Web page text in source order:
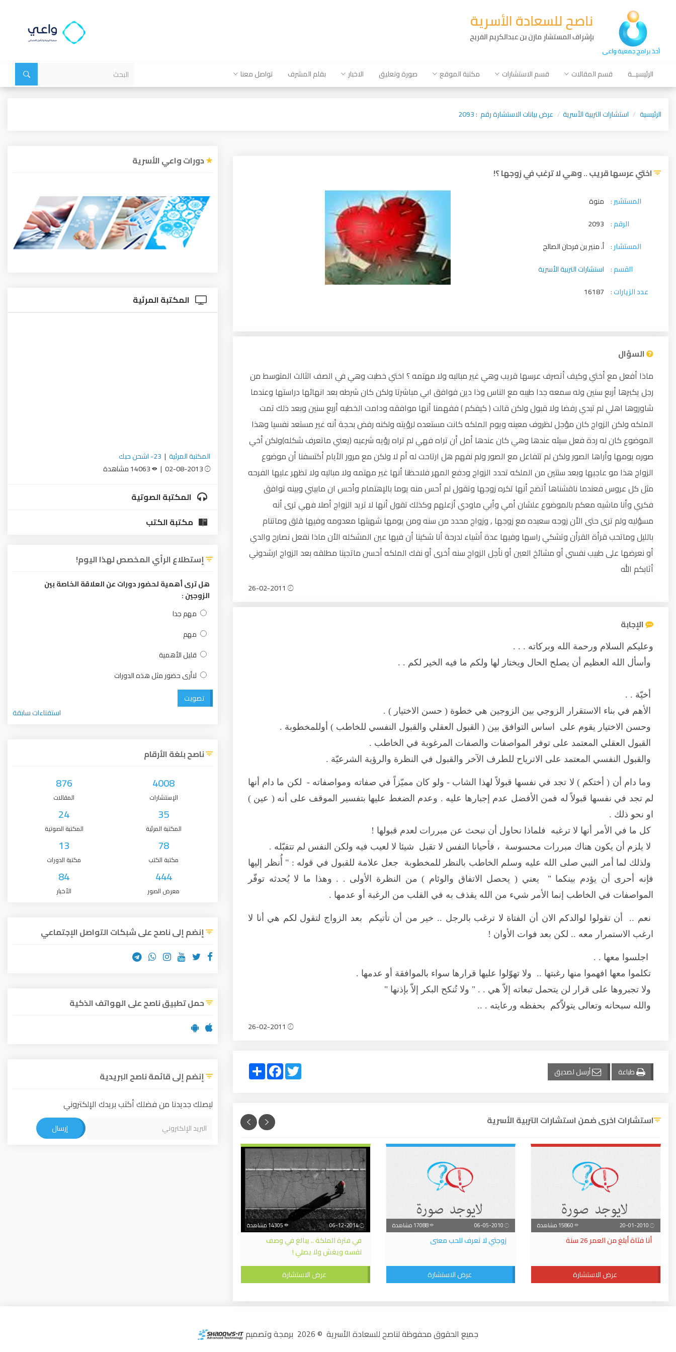
الرئيسيــة قسم المقالات قسم الاستشارات مكتبة الموقع صورة وتعليق الاخبار بقلم المشرف تواصل معنا
الرئيسية استشارات التربية الأسرية عرض بيانات الاستشارة رقم : 2093
اختي عرسها قريب .. وهي لا ترغب في زوجها ؟!
المستشير : منوة
الرقم : 2093
المستشار : أ. منير بن فرحان الصالح
القسم : استشارات التربية الأسرية
عدد الزيارات : 16187
السؤال
ماذا أفعل مع أختي وكيف أتصرف عرسها قريب وهي غير مباليه ولا مهتمه ؟ اختي خطبت وهي في الصف الثالث المتوسط من
رجل يكبرها أربع سنين وله سمعه جدا طيبه مع الناس وذا دين فوافق ابي مباشرتا ولكن كان شرطه بعد انهائها دراستها وعندما
شاوروها اهلي لم تبدي رفضا ولا قبول ولكن قالت ( كيفكم ) ففهمنا أنها موافقه ودامت الخطبه أربع سنين وبعد ذلك تمت
الملكه ولكن الزواج كان مؤجل لظروف معينه ويوم الملكه كانت مستعده لرؤيته ولكنه رفض بحجة أنه غير مستعد نفسيا وهذا
الموضوع كان له ردة فعل سيئه عندها وهي كان عندها أمل أن تراه فهي لم تراه رؤيه شرعيه (يعني ماتعرف شكله)ولكن أخي
صوره يومها وأراها الصور ولكن لم تتفاعل مع الصور ولم نفهم هل ارتاحت له أم لا ولكن مع مرور الأيام أكتسفنا أن موضوع
الزواج هذا مو عاجبها وبعد سنتين من الملكه تحدد الزواج ودفع المهر فلاحظنا أنها غير مهتمه ولا مباليه ولا تظهر عليها الفرحه
مثل كل عروس فعندما ناقشناها أتضح أنها تكره زوجها وتقول لم أحس منه يوما بالإهتمام وأحس ان مابيني وبينه توافق
فكري وأنا ماشيه معكم بالموضوع علشان أمي وأبي ماودي أزعلهم وكذلك تقول أنها لا تريد الزواج أصلا فهي ترى أنه
مسؤليه ولم ترى حتى الأن زوجه سعيده مع زوجها , وزواج محدد من سنه ومن يومها شهيتها معدومه وفيها قلق وماتنام
بالليل وماتحب قرأة القرأن وتشكي راسها وفيها عدة أشياء لدرحة أنا شكينا أن فيها عين المشكله الأن ماذا نفعل نصارح والدي
أو نعرضها على طبيب نفسي أو مشائخ العين أو نأجل الزواج سنه أخرى أو نفك الملكه أحسن ماتجينا مطلقه بعد الزواج ارشدوني
أثابكم الله
الإجابة
وعليكم السلام ورحمة الله وبركاته . . .
وأسأل الله العظيم أن يصلح الحال ويختار لها ولكم ما فيه الخير لكم . .
أخيّة . .
الأهم في بناء الاستقرار الزوجي بين الزوجين هي خطوة ( حسن الاختيار ) .
وحسن الاختيار يقوم على اساس التوافق بين ( القبول العقلي والقبول النفسي للخاطب ) أوللمخطوبة .
القبول العقلي المعتمد على توفر المواصفات والصفات المرغوبة في الخاطب .
والقبول النفسي المعتمد على الاترياح للطرف الآخر والقبول في النظرة والرؤية الشرعيّة .
وما دام أن ( أختكم ) لا تجد في نفسها قبولاً لهذا الشاب - ولو كان مميّزاً في صفاته ومواصفاته - لكن ما دام أنها
لم تجد في نفسها قبولاً له فمن الأفضل عدم إجبارها عليه . وعدم الضغط عليها بتفسير الموقف على أنه ( عين )
او نحو ذلك .
كل ما في الأمر أنها لا ترغبه فلماذا نحاول أن نبحث عن مبررات لعدم قبولها !
لا يلزم أن يكون هناك مبررات محسوسة ، فأحيانا النفس لا تقبل شيئا لا لعيب فيه ولكن النفس لم تتقبّله .
ولذلك لما أمر النبي صلى الله عليه وسلم الخاطب بالنظر للمخطوبة جعل علامة للقبول في قوله : " أُنظر إليها
فإنه أحرى أن يؤدم بينكما " يعني ( يحصل الاتفاق والوئام ) من النظرة الأولى . . وهذا ما لا يُحدثه توفّر
المواصفات في الخاطب إنما الأمر شيء من الله يقذف به في القلب من الرغبة أو عدمها .
نعم .. أن تقولوا لوالدكم الان أن الفتاة لا ترغب بالرجل .. خير من أن تأتيكم بعد الزواج لتقول لكم هي أنا لا
ارغب الاستمرار معه .. لكن بعد فوات الأوان !
اجلسوا معها . .
تكلموا معها افهموا منها رغبتها .. ولا تهوّلوا عليها قرارها سواء بالموافقة أو عدمها .
ولا تجبروها على قرار لن يتحمل تبعاته إلاّ هي . . " ولا تُنكح البكر إلاّ بإذنها "
والله سبحانه وتعالى يتولاّكم بحفظه ورعايته . ..
طباعة أرسل لصديق Share
FacebookTwitter
استشارات اخرى ضمن استشارات التربية الأسرية
15860 مشاهدة
أنا فتاة أبلغ من العمر 26 سنة
عرض الاستشارة
06-05-2010 17088 مشاهدة
زوجتي لا تعرف للحب معنى
عرض الاستشارة
06-12-2014 14305 مشاهدة
في فترة الملكة .. يبالغ في وصف
نفسه ويغش ولا يصلي !
عرض الاستشارة
دورات واعي الأسرية
المكتبة المرئية
المكتبة المرئية | 23- اشحن حبك
المكتبة الصوتية
مكتبة الكتب
إستطلاع الرأي المخصص لهذا اليوم!
هل ترى أهمية لحضور دورات عن العلاقة الخاصة بين
الزوجين :
مهم جدا
مهم
قليل الأهمية
لاأرى حضور مثل هذه الدورات
تصويت
استفتاءات سابقة
ناصح بلغة الأرقام
4008
الإستشارات
876
المقالات
35
المكتبة المرئية
24
المكتبة الصوتية
78
مكتبة الكتب
13
مكتبة الدورات
444
معرض الصور
84
الأخبار
إنضم إلى ناصح على شبكات التواصل الإجتماعي
حمل تطبيق ناصح على الهواتف الذكية
إنضم إلى قائمة ناصح البريدية
ليصلك جديدنا من فضلك أكتب بريدك الإلكتروني
إرسال
جميع الحقوق محفوظة لناصح للسعادة الأسرية © 2026 برمجة وتصميم